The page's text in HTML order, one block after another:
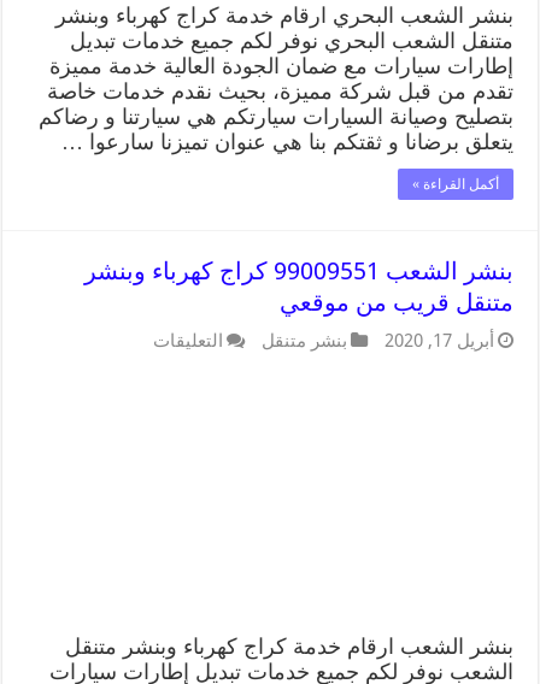
بنشر الشعب البحري ارقام خدمة كراج كهرباء وبنشر
متنقل الشعب البحري نوفر لكم جميع خدمات تبديل
إطارات سيارات مع ضمان الجودة العالية خدمة مميزة
تقدم من قبل شركة مميزة، بحيث نقدم خدمات خاصة
بتصليح وصيانة السيارات سيارتكم هي سيارتنا و رضاكم
يتعلق برضانا و ثقتكم بنا هي عنوان تميزنا سارعوا …
أكمل القراءة »
بنشر الشعب 99009551 كراج كهرباء وبنشر
متنقل قريب من موقعي
أبريل 17, 2020 بنشر متنقل التعليقات
بنشر الشعب ارقام خدمة كراج كهرباء وبنشر متنقل
الشعب نوفر لكم جميع خدمات تبديل إطارات سيارات